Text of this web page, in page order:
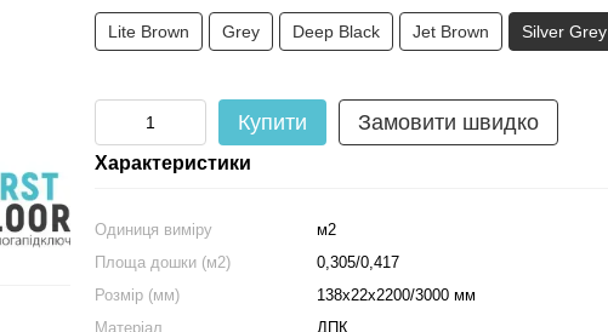
Lite Brown Grey Deep Black Jet Brown Silver Grey
Купити Замовити швидко
Характеристики
Одиниця виміру
м2
Площа дошки (м2)
0,305/0,417
Розмір (мм)
138х22х2200/3000 мм
Матеріал
ДПК